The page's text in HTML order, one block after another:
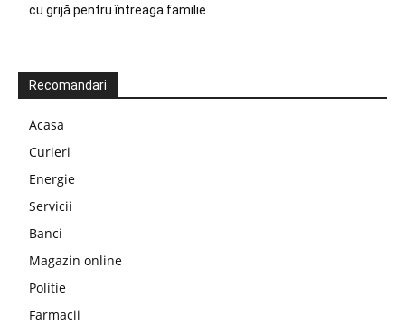
cu grijă pentru întreaga familie
Recomandari
Acasa
Curieri
Energie
Servicii
Banci
Magazin online
Politie
Farmacii